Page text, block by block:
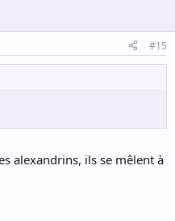
#15
alexandrins, ils se mêlent à